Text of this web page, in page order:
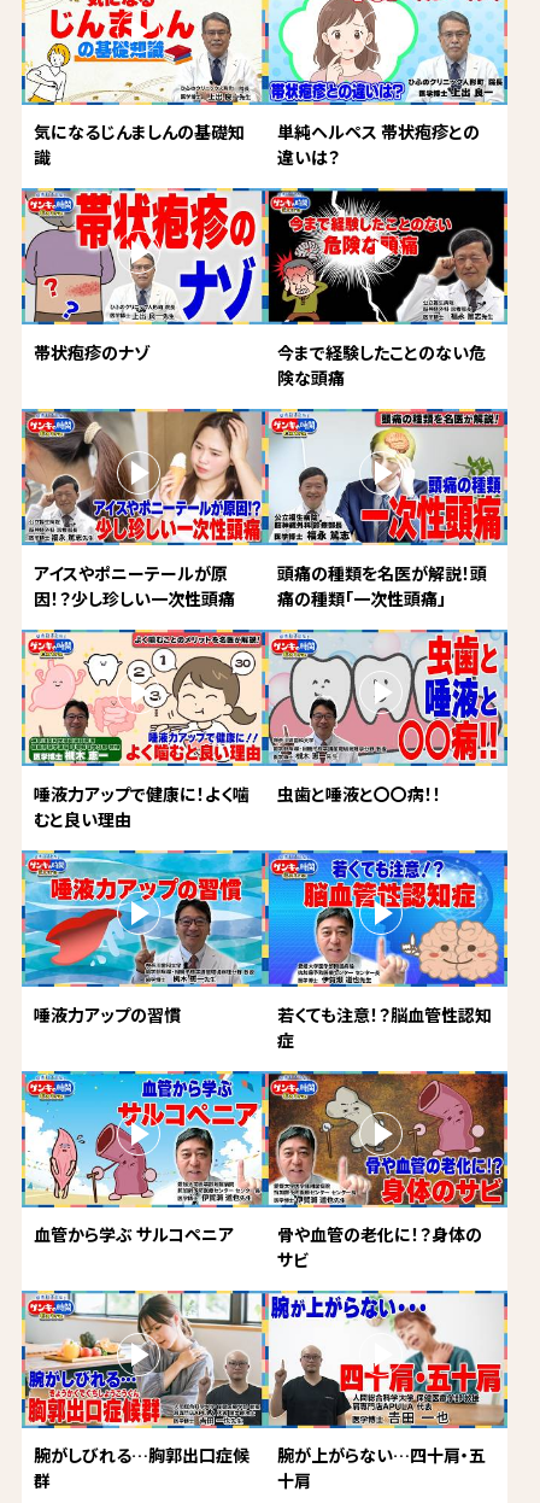
気になるじんましんの基礎知
識
単純ヘルペス 帯状疱疹との
違いは？
帯状疱疹のナゾ
今まで経験したことのない危
険な頭痛
アイスやポニーテールが原
因！？少し珍しい一次性頭痛
頭痛の種類を名医が解説！頭
痛の種類「一次性頭痛」
唾液力アップで健康に！よく噛
むと良い理由
虫歯と唾液と〇〇病！！
唾液力アップの習慣
若くても注意！？脳血管性認知
症
血管から学ぶ サルコペニア
骨や血管の老化に！？身体の
サビ
腕がしびれる…胸郭出口症候
群
腕が上がらない…四十肩・五
十肩